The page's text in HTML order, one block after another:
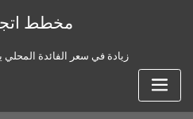
مخطط
زيادة في سعر الفائدة